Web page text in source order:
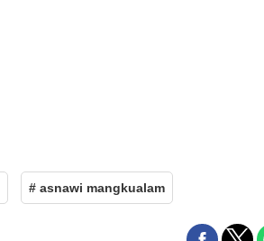
# asnawi mangkualam